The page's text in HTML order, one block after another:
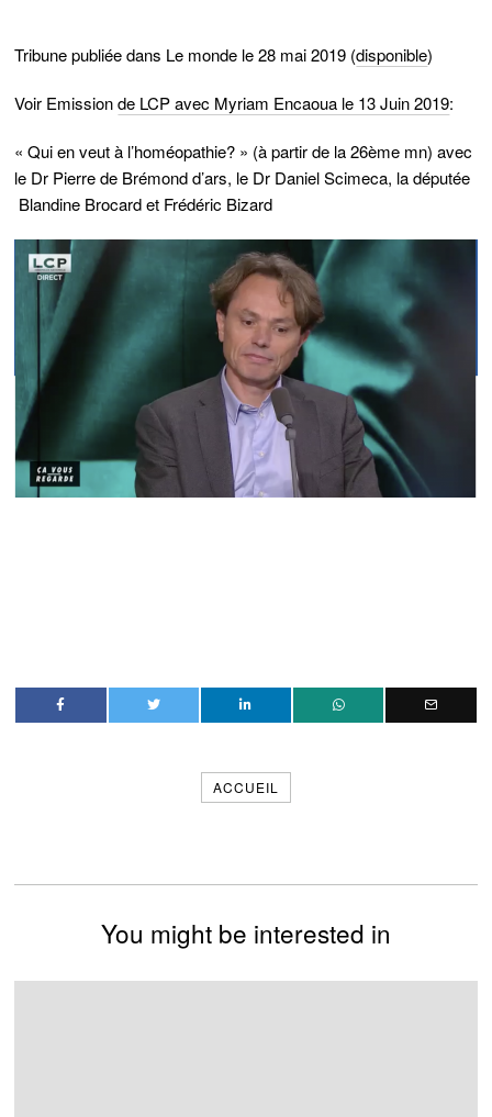
Tribune publiée dans Le monde le 28 mai 2019 (disponible)
Voir Emissionde LCP avec Myriam Encaoua le 13 Juin 2019:
« Qui en veut à l’homéopathie? » (à partir de la 26ème mn) avec
le Dr Pierre de Brémond d’ars, le Dr Daniel Scimeca, la députée
Blandine Brocard et Frédéric Bizard
ACCUEIL
You might be interested in